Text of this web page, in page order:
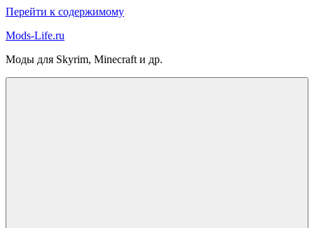
Перейти к содержимому
Mods-Life.ru
Моды для Skyrim, Minecraft и др.